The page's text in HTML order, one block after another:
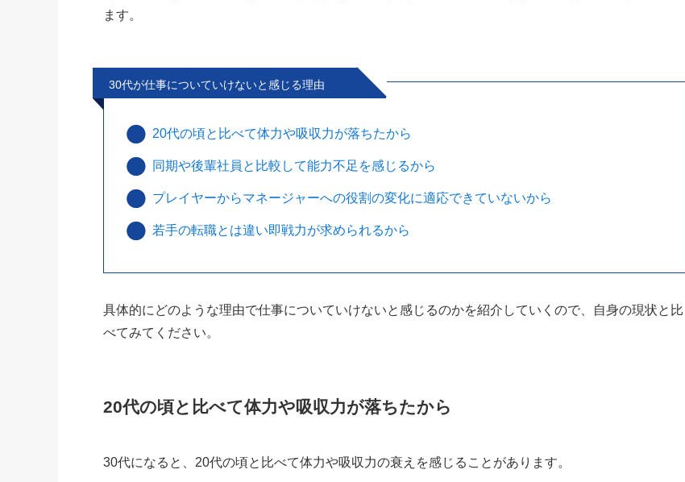
ます。
30代が仕事についていけないと感じる理由
20代の頃と比べて体力や吸収力が落ちたから
同期や後輩社員と比較して能力不足を感じるから
プレイヤーからマネージャーへの役割の変化に適応できていないから
若手の転職とは違い即戦力が求められるから
具体的にどのような理由で仕事についていけないと感じるのかを紹介していくので、自身の現状と比
べてみてください。
20代の頃と比べて体力や吸収力が落ちたから
30代になると、20代の頃と比べて体力や吸収力の衰えを感じることがあります。